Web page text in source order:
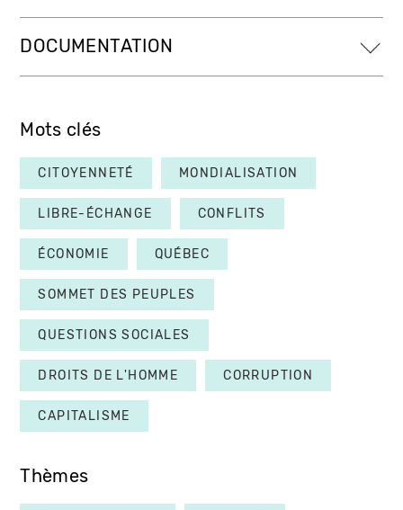
DOCUMENTATION
Mots clés
CITOYENNETÉ MONDIALISATION
LIBRE-ÉCHANGE CONFLITS
ÉCONOMIE QUÉBEC
SOMMET DES PEUPLES
QUESTIONS SOCIALES
DROITS DE L'HOMME CORRUPTION
CAPITALISME
Thèmes